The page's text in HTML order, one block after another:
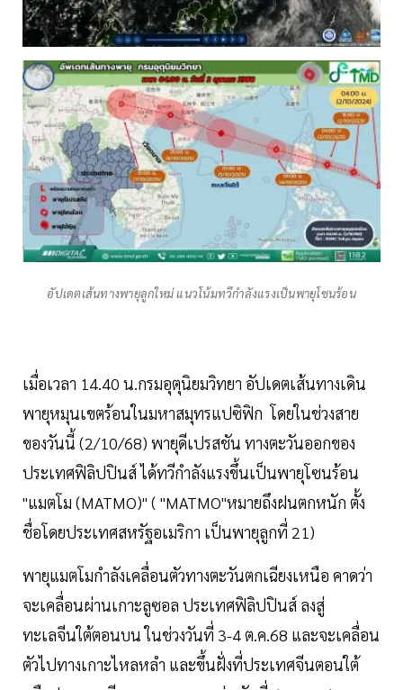
อัปเดตเส้นทางพายุลูกใหม่ แนวโน้มทวีกำลังแรงเป็นพายุโซนร้อน
เมื่อเวลา 14.40 น.กรมอุตุนิยมวิทยา อัปเดตเส้นทางเดิน
พายุหมุนเขตร้อนในมหาสมุทรแปซิฟิก โดยในช่วงสาย
ของวันนี้ (2/10/68) พายุดีเปรสชัน ทางตะวันออกของ
ประเทศฟิลิปปินส์ ได้ทวีกำลังแรงขึ้นเป็นพายุโซนร้อน
"แมตโม (MATMO)" ( "MATMO"หมายถึงฝนตกหนัก ตั้ง
ชื่อโดยประเทศสหรัฐอเมริกา เป็นพายุลูกที่ 21)
พายุแมตโมกำลังเคลื่อนตัวทางตะวันตกเฉียงเหนือ คาดว่า
จะเคลื่อนผ่านเกาะลูซอล ประเทศฟิลิปปินส์ ลงสู่
ทะเลจีนใต้ตอนบน ในช่วงวันที่ 3-4 ต.ค.68 และจะเคลื่อน
ตัวไปทางเกาะไหลหลำ และขึ้นฝั่งที่ประเทศจีนตอนใต้